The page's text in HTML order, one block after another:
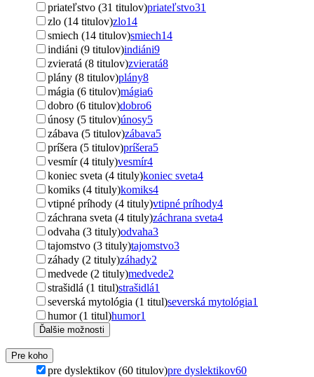
priateľstvo (31 titulov)priateľstvo31
zlo (14 titulov)zlo14
smiech (14 titulov)smiech14
indiáni (9 titulov)indiáni9
zvieratá (8 titulov)zvieratá8
plány (8 titulov)plány8
mágia (6 titulov)mágia6
dobro (6 titulov)dobro6
únosy (5 titulov)únosy5
zábava (5 titulov)zábava5
príšera (5 titulov)príšera5
vesmír (4 tituly)vesmír4
koniec sveta (4 tituly)koniec sveta4
komiks (4 tituly)komiks4
vtipné príhody (4 tituly)vtipné príhody4
záchrana sveta (4 tituly)záchrana sveta4
odvaha (3 tituly)odvaha3
tajomstvo (3 tituly)tajomstvo3
záhady (2 tituly)záhady2
medvede (2 tituly)medvede2
strašidlá (1 titul)strašidlá1
severská mytológia (1 titul)severská mytológia1
humor (1 titul)humor1
Ďalšie možnosti
Pre koho
pre dyslektikov (60 titulov)pre dyslektikov60